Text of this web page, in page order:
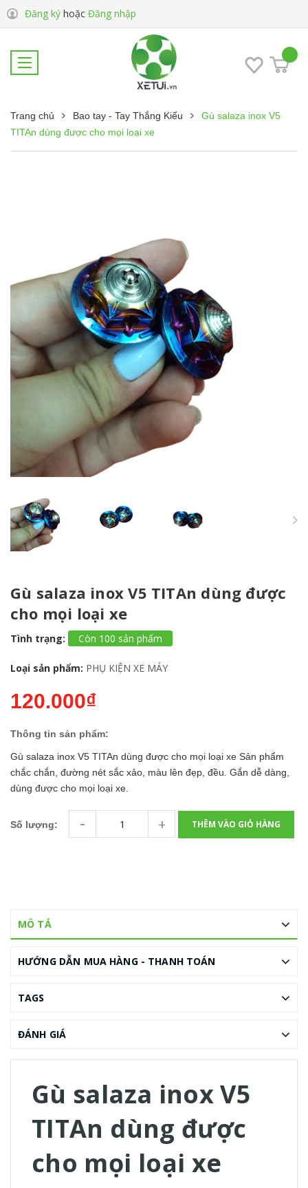
Đăng ký hoặc Đăng nhập
Trang chủ Bao tay - Tay Thắng Kiểu
Gù salaza inox V5
TITAn dùng được cho mọi loại xe
Gù salaza inox V5 TITAn dùng được
cho mọi loại xe
Tình trạng: Còn 100 sản phẩm
Loại sản phẩm: PHỤ KIỆN XE MÁY
120.000₫
Thông tin sản phẩm:
Gù salaza inox V5 TITAn dùng được cho mọi loại xe Sản phẩm
chắc chắn, đường nét sắc xảo, màu lên đẹp, đều. Gắn dễ dàng,
dùng được cho mọi loại xe.
Số lượng: - + THÊM VÀO GIỎ HÀNG
MÔ TẢ
HƯỚNG DẪN MUA HÀNG - THANH TOÁN
TAGS
ĐÁNH GIÁ
Gù salaza inox V5
TITAn dùng được
cho mọi loại xe